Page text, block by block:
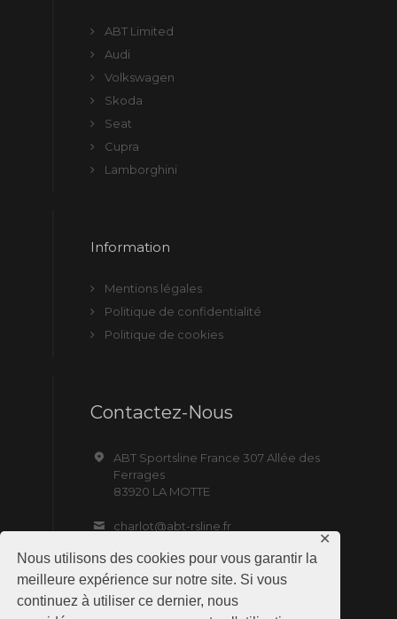
Nous utilisons des cookies pour vous garantir la
meilleure expérience sur notre site. Si vous
continuez à utiliser ce dernier, nous
✕
ABT Limited
Audi
Volkswagen
Skoda
Seat
Cupra
Lamborghini
Information
Mentions légales
Politique de confidentialité
Politique de cookies
Contactez-Nous
ABT Sportsline France 307 Allée des
Ferrages
83920 LA MOTTE
charlot@abt-rsline.fr